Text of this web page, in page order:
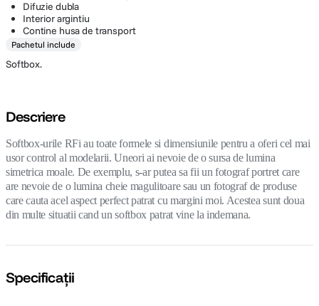
Difuzie dubla
Interior argintiu
Contine husa de transport
Pachetul include
Softbox.
Descriere
Softbox-urile RFi au toate formele si dimensiunile pentru a oferi cel mai
usor control al modelarii. Uneori ai nevoie de o sursa de lumina
simetrica moale. De exemplu, s-ar putea sa fii un fotograf portret care
are nevoie de o lumina cheie magulitoare sau un fotograf de produse
care cauta acel aspect perfect patrat cu margini moi. Acestea sunt doua
din multe situatii cand un softbox patrat vine la indemana.
Specificații